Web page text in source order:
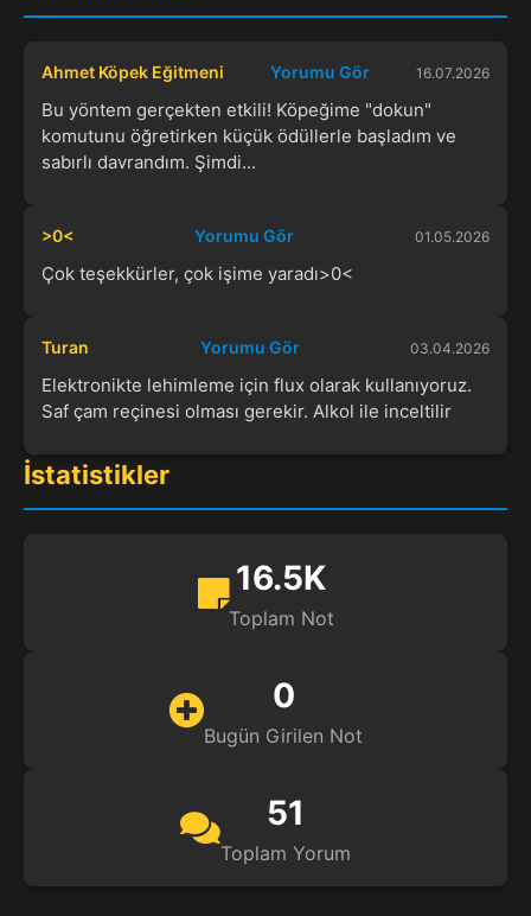
Ahmet Köpek Eğitmeni Yorumu Gör 16.07.2026
Bu yöntem gerçekten etkili! Köpeğime "dokun"
komutunu öğretirken küçük ödüllerle başladım ve
sabırlı davrandım. Şimdi...
>0< Yorumu Gör 01.05.2026
Çok teşekkürler, çok işime yaradı>0<
Turan Yorumu Gör 03.04.2026
Elektronikte lehimleme için flux olarak kullanıyoruz.
Saf çam reçinesi olması gerekir. Alkol ile inceltilir
İstatistikler
16.5K
Toplam Not
0
Bugün Girilen Not
51
Toplam Yorum